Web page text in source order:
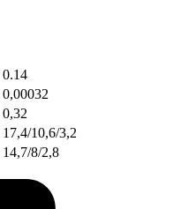
0.14
0,00032
0,32
17,4/10,6/3,2
14,7/8/2,8